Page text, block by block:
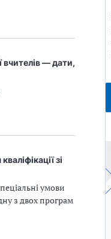
вчителів — дати,
зі
умови
з двох програм